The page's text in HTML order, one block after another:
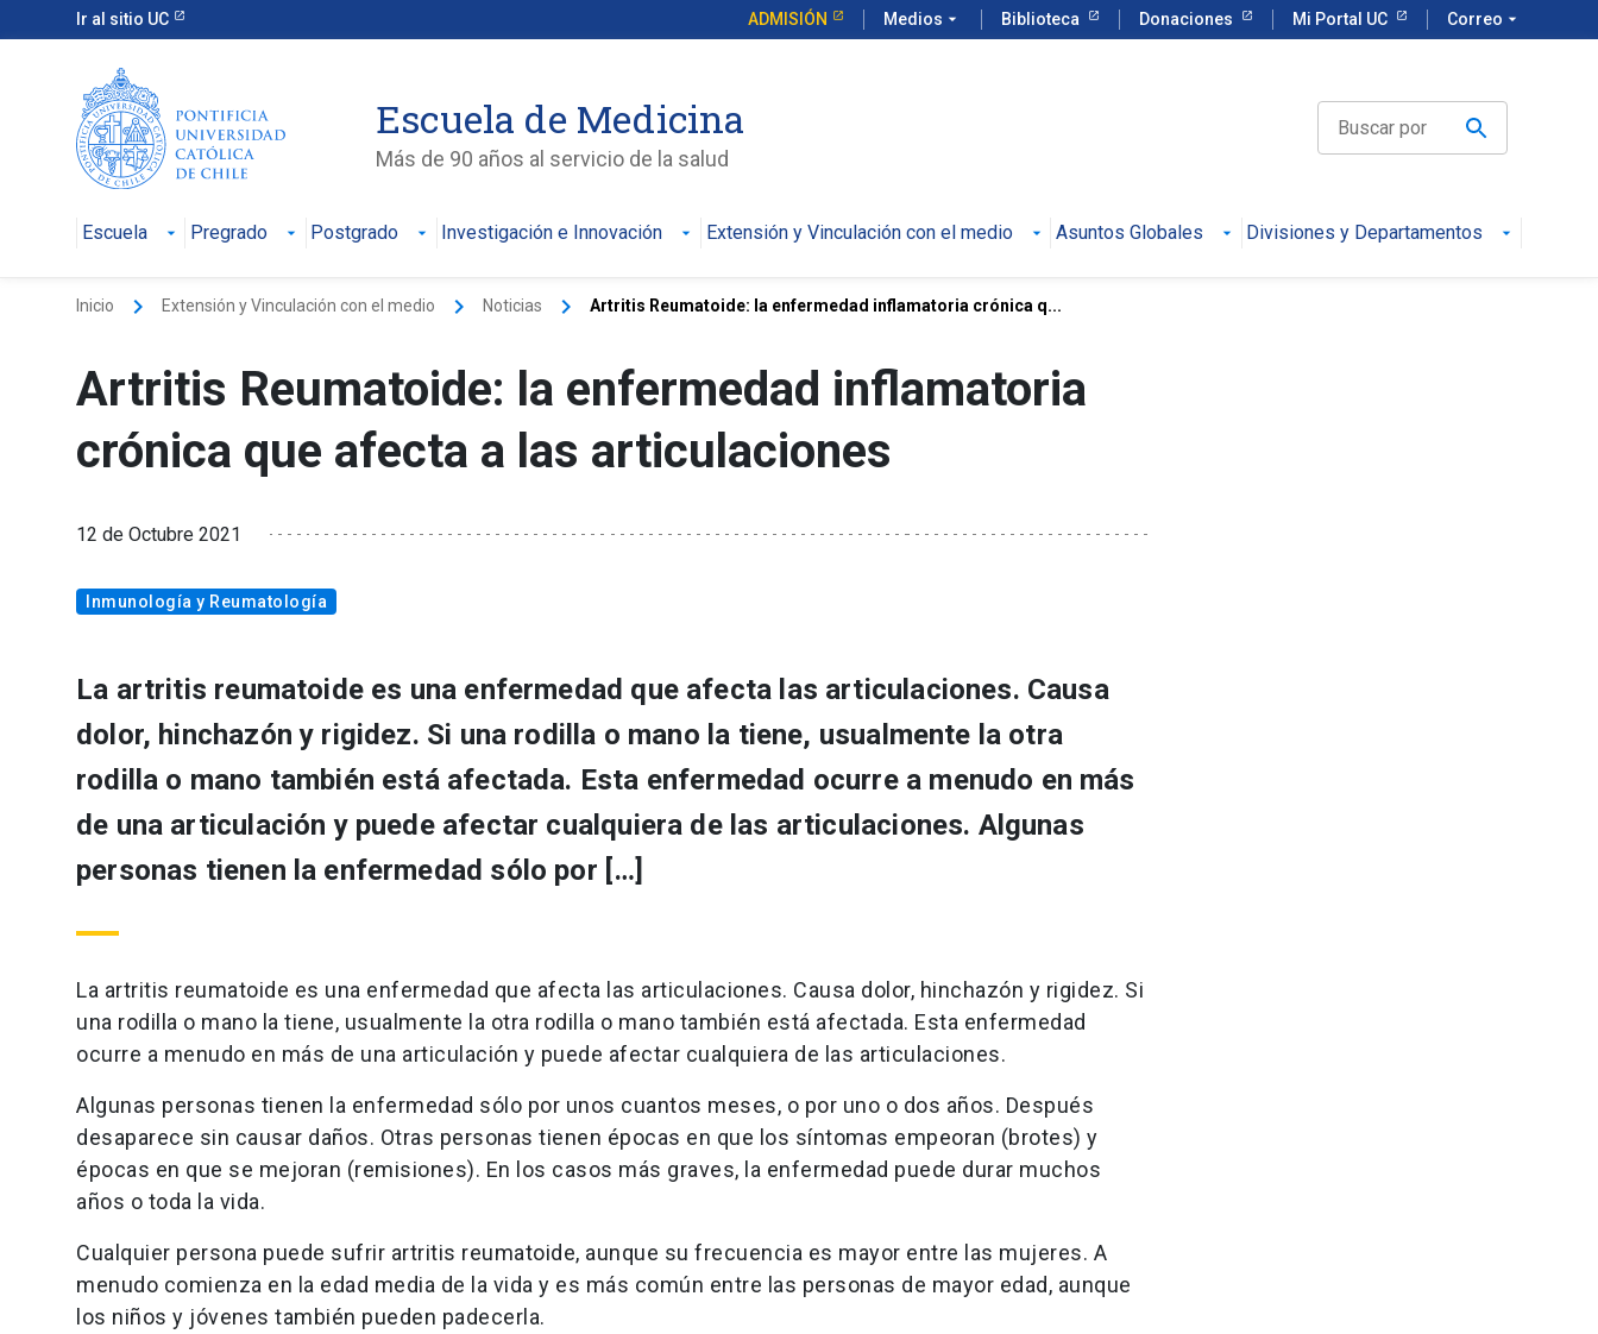
Ir al sitio UC ADMISIÓN Medios arrow_drop_down Biblioteca Donaciones Mi Portal UC Correo arrow_drop_down
Escuela de Medicina
Más de 90 años al servicio de la salud
Escuela Pregrado Postgrado Investigación e Innovación Extensión y Vinculación con el medio Asuntos Globales Divisiones y Departamentos
Inicio keyboard_arrow_right Extensión y Vinculación con el medio keyboard_arrow_right Noticias keyboard_arrow_right Artritis Reumatoide: la enfermedad inflamatoria crónica q...
Artritis Reumatoide: la enfermedad inflamatoria
crónica que afecta a las articulaciones
12 de Octubre 2021
Inmunología y Reumatología
La artritis reumatoide es una enfermedad que afecta las articulaciones. Causa
dolor, hinchazón y rigidez. Si una rodilla o mano la tiene, usualmente la otra
rodilla o mano también está afectada. Esta enfermedad ocurre a menudo en más
de una articulación y puede afectar cualquiera de las articulaciones. Algunas
personas tienen la enfermedad sólo por […]
La artritis reumatoide es una enfermedad que afecta las articulaciones. Causa dolor, hinchazón y rigidez. Si
una rodilla o mano la tiene, usualmente la otra rodilla o mano también está afectada. Esta enfermedad
ocurre a menudo en más de una articulación y puede afectar cualquiera de las articulaciones.
Algunas personas tienen la enfermedad sólo por unos cuantos meses, o por uno o dos años. Después
desaparece sin causar daños. Otras personas tienen épocas en que los síntomas empeoran (brotes) y
épocas en que se mejoran (remisiones). En los casos más graves, la enfermedad puede durar muchos
años o toda la vida.
Cualquier persona puede sufrir artritis reumatoide, aunque su frecuencia es mayor entre las mujeres. A
menudo comienza en la edad media de la vida y es más común entre las personas de mayor edad, aunque
los niños y jóvenes también pueden padecerla.